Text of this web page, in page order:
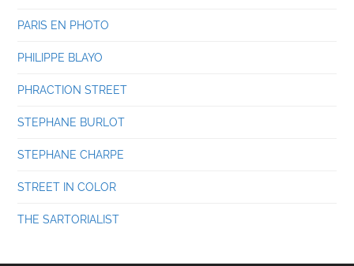
PARIS EN PHOTO
PHILIPPE BLAYO
PHRACTION STREET
STEPHANE BURLOT
STEPHANE CHARPE
STREET IN COLOR
THE SARTORIALIST